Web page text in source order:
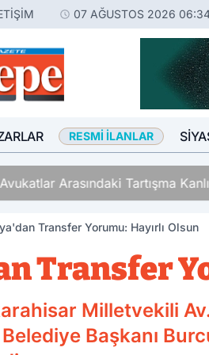
07 AĞUSTOS 2026
RESMI İLANLAR
Avukatlar Arasındaki Tartışma
Transfer Yorumu: Hayırlı Olsun
Transfer
Milletvekili
Başkanı